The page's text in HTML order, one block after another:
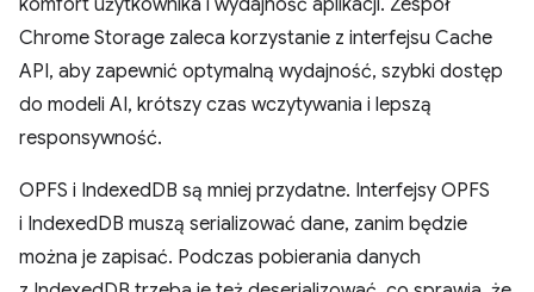
komfort użytkownika i wydajność aplikacji. Zespół
Chrome Storage zaleca korzystanie z interfejsu Cache
API, aby zapewnić optymalną wydajność, szybki dostęp
do modeli AI, krótszy czas wczytywania i lepszą
responsywność.
OPFS i IndexedDB są mniej przydatne. Interfejsy OPFS
i IndexedDB muszą serializować dane, zanim będzie
można je zapisać. Podczas pobierania danych